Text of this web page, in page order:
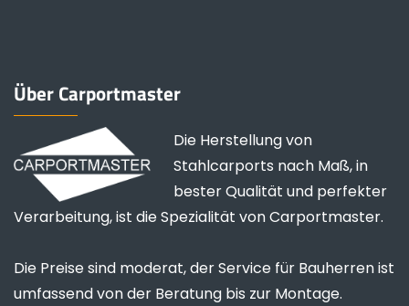
Über Carportmaster
Die Herstellung von
Stahlcarports nach Maß, in
bester Qualität und perfekter
Verarbeitung, ist die Spezialität von Carportmaster.
Die Preise sind moderat, der Service für Bauherren ist
umfassend von der Beratung bis zur Montage.